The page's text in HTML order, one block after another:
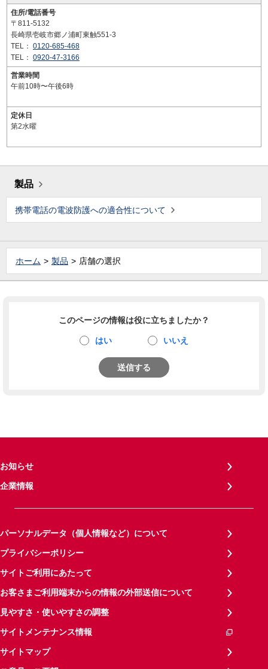
住所/電話番号
〒811-5132
長崎県壱岐市郷ノ浦町東触551-3
TEL： 0120-685-468
TEL： 0920-47-3166
営業時間
午前10時〜午後6時
定休日
第2水曜
製品
携帯電話の電波防護への適合性について
ホーム 製品 店舗の選択
このページの情報は役に立ちましたか？
はい いいえ
送信する
お知らせ
企業情報
パーソナルデータ（個人情報など）について
プライバシーポリシー
サイトご利用にあたって
お客さまご利用端末からの情報の外部送信について
見やすさ・使いやすさの調整
サイトメンテナンス情報
サイトマップ